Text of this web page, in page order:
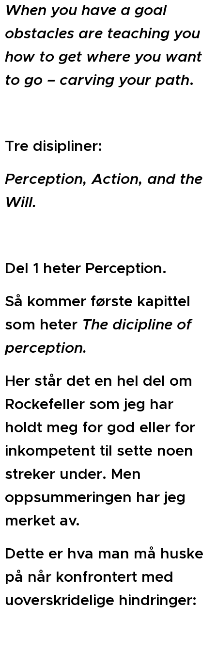
When you have a goal
obstacles are teaching you
how to get where you want
to go – carving your path.
Tre disipliner:
Perception, Action, and the
Will.
Del 1 heter Perception.
Så kommer første kapittel
som heter The dicipline of
perception.
Her står det en hel del om
Rockefeller som jeg har
holdt meg for god eller for
inkompetent til sette noen
streker under. Men
oppsummeringen har jeg
merket av.
Dette er hva man må huske
på når konfrontert med
uoverskridelige hindringer: